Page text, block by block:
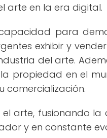
arte en la era digital.
para
exhibir y
del arte.
propiedad en el
comercialización.
arte, fusionando la
y en constante